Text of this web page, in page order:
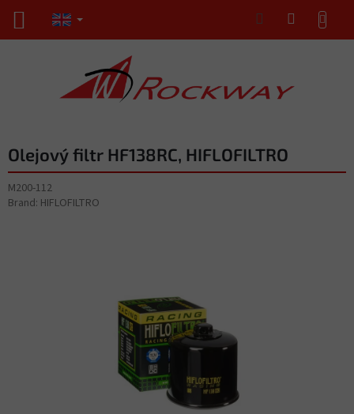
content
SHOPPING
Olejový filtr HF138RC, HIFLOFILTRO
M200-112
Brand: HIFLOFILTRO